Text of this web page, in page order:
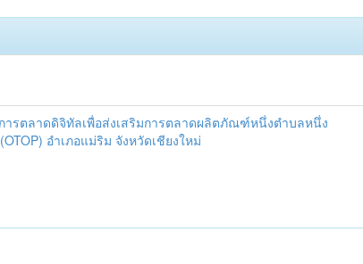
ารตลาดดิจิทัลเพื่อส่งเสริมการตลาดผลิตภัณฑ์หนึ่งตำบลหนึ่ง
อำเภอแม่ริม จังหวัดเชียงใหม่